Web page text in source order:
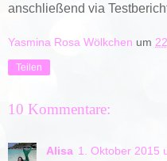
anschließend via
Yasmina Rosa Wölkchen um
Teilen
10 Kommentare:
Alisa 1. Oktober 2015